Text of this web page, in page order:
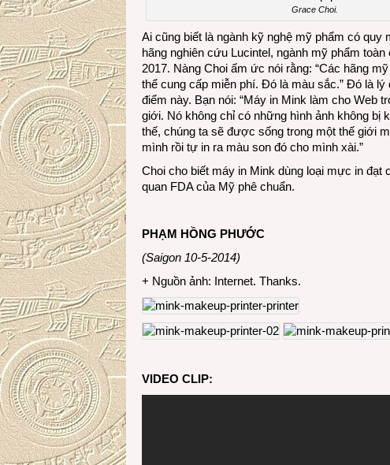
Grace Choi.
Ai cũng biết là ngành kỹ nghệ mỹ phẩm có
hãng nghiên cứu Lucintel, ngành mỹ phẩm
2017. Nàng Choi ấm ức nói rằng: “Các hãng
thể cung cấp miễn phí. Đó là màu sắc.” Đó là
điểm này. Bạn nói: “Máy in Mink làm cho Web
giới. Nó không chỉ có những hình ảnh không bị
thế, chúng ta sẽ được sống trong một thế giới
mình rồi tự in ra màu son đó cho mình xài.”
Choi cho biết máy in Mink dùng loại mực in
quan FDA của Mỹ phê chuẩn.
PHẠM HỒNG PHƯỚC
(Saigon 10-5-2014)
+ Nguồn ảnh: Internet. Thanks.
VIDEO CLIP: